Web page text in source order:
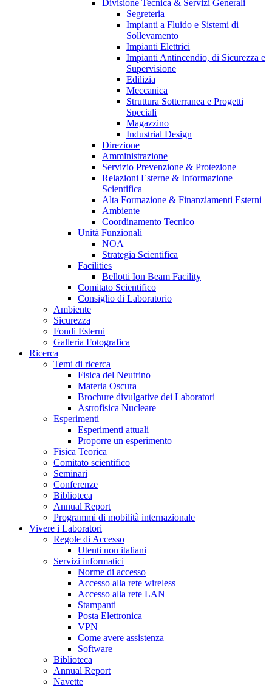
Divisione Tecnica & Servizi Generali
Segreteria
Impianti a Fluido e Sistemi di
Sollevamento
Impianti Elettrici
Impianti Antincendio, di Sicurezza e
Supervisione
Edilizia
Meccanica
Struttura Sotterranea e Progetti
Speciali
Magazzino
Industrial Design
Direzione
Amministrazione
Servizio Prevenzione & Protezione
Relazioni Esterne & Informazione
Scientifica
Alta Formazione & Finanziamenti Esterni
Ambiente
Coordinamento Tecnico
Unità Funzionali
NOA
Strategia Scientifica
Facilities
Bellotti Ion Beam Facility
Comitato Scientifico
Consiglio di Laboratorio
Ambiente
Sicurezza
Fondi Esterni
Galleria Fotografica
Ricerca
Temi di ricerca
Fisica del Neutrino
Materia Oscura
Brochure divulgative dei Laboratori
Astrofisica Nucleare
Esperimenti
Esperimenti attuali
Proporre un esperimento
Fisica Teorica
Comitato scientifico
Seminari
Conferenze
Biblioteca
Annual Report
Programmi di mobilità internazionale
Vivere i Laboratori
Regole di Accesso
Utenti non italiani
Servizi informatici
Norme di accesso
Accesso alla rete wireless
Accesso alla rete LAN
Stampanti
Posta Elettronica
VPN
Come avere assistenza
Software
Biblioteca
Annual Report
Navette